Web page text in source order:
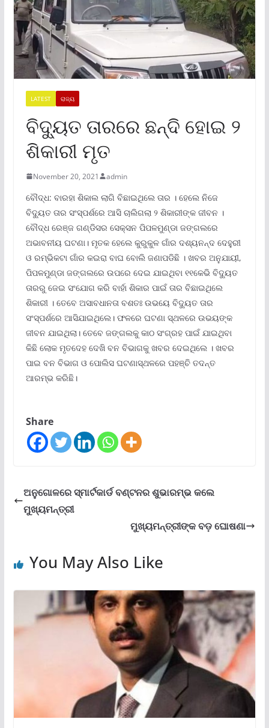
LATEST ରାଜ୍ୟ
ବିଦ୍ୟୁତ ତାରରେ ଛନ୍ଦି ହୋଇ ୨
ଶିକାରୀ ମୃତ
November 20, 2021 admin
ବୌଦ୍ଧ: ବାରହା ଶିକାଲ ଲାଗି ବିଛାଇଥିଲେ ତାର । ହେଲେ ନିଜେ
ବିଦ୍ୟୁତ ତାର ସଂସ୍ପର୍ଶରେ ଆସି ଚାଲିଗଲା ୨ ଶିକାରୀଙ୍କ ଜୀବନ ।
ବୌଦ୍ଧ ରେଞ୍ଜ ଗଣ୍ଡିସର ସେକ୍ସନ ପିପଳମୁଣ୍ଡା ଜଙ୍ଗଲରେ
ଅଭାବନୀୟ ଘଟଣା। ମୃତକ ହେଲେ କୁରୁକୁଳ ଗାଁର ଦଶ୍ୟନନ୍ଦ ଦେହୁରୀ
ଓ ରମ୍ଭିକଟା ଗାଁର କଇରା ବାଘ ବୋଲି ଜଣାପଡିଛି । ଖବର ଅନୁଯାୟୀ,
ପିପଳମୁଣ୍ଡା ଜଙ୍ଗଲରେ ଉପରେ ଦେଇ ଯାଇଥିବା ୧୧କେଭି ବିଦ୍ୟୁତ
ତାରରୁ ଜେଇ ସଂଯୋଗ କରି ବାର୍ହା ଶିକାର ପାଇଁ ତାର ବିଛାଇଥିଲେ
ଶିକାରୀ । ତେବେ ଅସାବଧାନତା ବଶତଃ ଉଭୟେ ବିଦ୍ୟୁତ ତାର
ସଂସ୍ପର୍ଶରେ ଆସିଯାଇଥିଲେ। ଫଳରେ ଘଟଣା ସ୍ଥଳରେ ଉଭୟଙ୍କ
ଜୀବନ ଯାଇଥିଲା। ତେବେ ଜଙ୍ଗଲକୁ କାଠ ସଂଗ୍ରହ ପାଇଁ ଯାଇଥିବା
କିଛି ଲୋକ ମୃତଦେହ ଦେଖି ବନ ବିଭାଗକୁ ଖବର ଦେଇଥିଲେ । ଖବର
ପାଇ ବନ ବିଭାଗ ଓ ପୋଲିସ ଘଟଣାସ୍ଥଳରେ ପହଞ୍ଚି ତଦନ୍ତ
ଆରମ୍ଭ କରିଛି।
Share
ଅନୁଗୋଳରେ ସ୍ମାର୍ଟକାର୍ଡ ବଣ୍ଟନର ଶୁଭାରମ୍ଭ କଲେ
ମୁଖ୍ୟମନ୍ତ୍ରୀ
ମୁଖ୍ୟମନ୍ତ୍ରୀଙ୍କ ବଡ଼ ଘୋଷଣା
You May Also Like